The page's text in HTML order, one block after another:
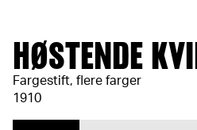
HØSTENDE
Fargestift, flere farger
1910